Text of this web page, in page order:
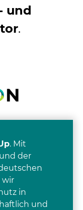
und
.
. Mit
der
wir
in
und